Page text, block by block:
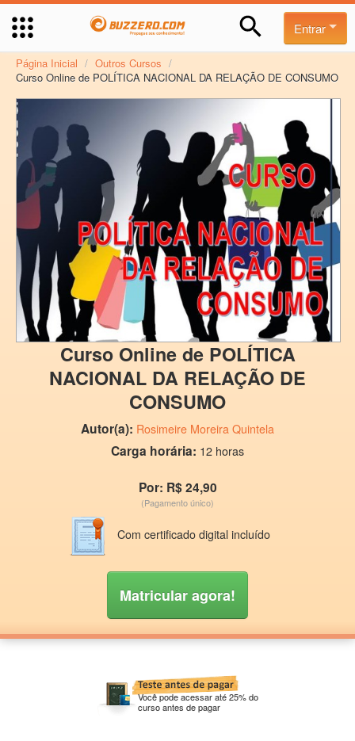
Entrar
Página Inicial / Outros Cursos /
Curso Online de POLÍTICA NACIONAL DA RELAÇÃO DE CONSUMO
Curso Online de POLÍTICA
NACIONAL DA RELAÇÃO DE
CONSUMO
Autor(a): Rosimeire Moreira Quintela
Carga horária: 12 horas
Por: R$ 24,90
(Pagamento único)
Com certificado digital incluído
Matricular agora!
Você pode acessar até 25% do
curso antes de pagar